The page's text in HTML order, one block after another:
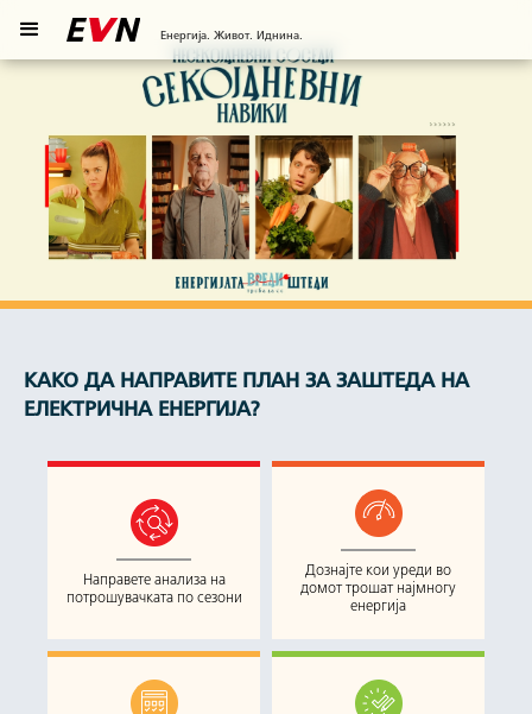
Енергија. Живот. Иднина.
КАКО ДА НАПРАВИТЕ ПЛАН ЗА ЗАШТЕДА НА
ЕЛЕКТРИЧНА ЕНЕРГИЈА?
Направете анализа на
потрошувачката по сезони
Дознајте кои уреди во
домот трошат најмногу
енергија